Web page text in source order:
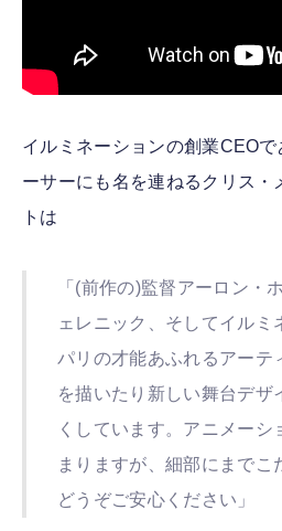
イルミネーションの創業CEOで
ーサーにも名を連ねるクリス・
トは
「(前作の)監督アーロン・
ェレニック、そしてイルミ
パリの才能あふれるアーテ
を描いたり新しい舞台デザ
くしています。アニメー
まりますが、細部にまでこ
どうぞご安心ください」